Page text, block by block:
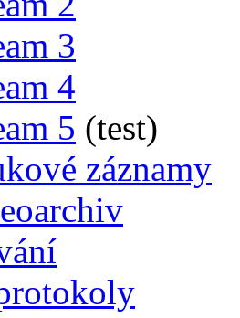
3
4
5 (test)
záznamy